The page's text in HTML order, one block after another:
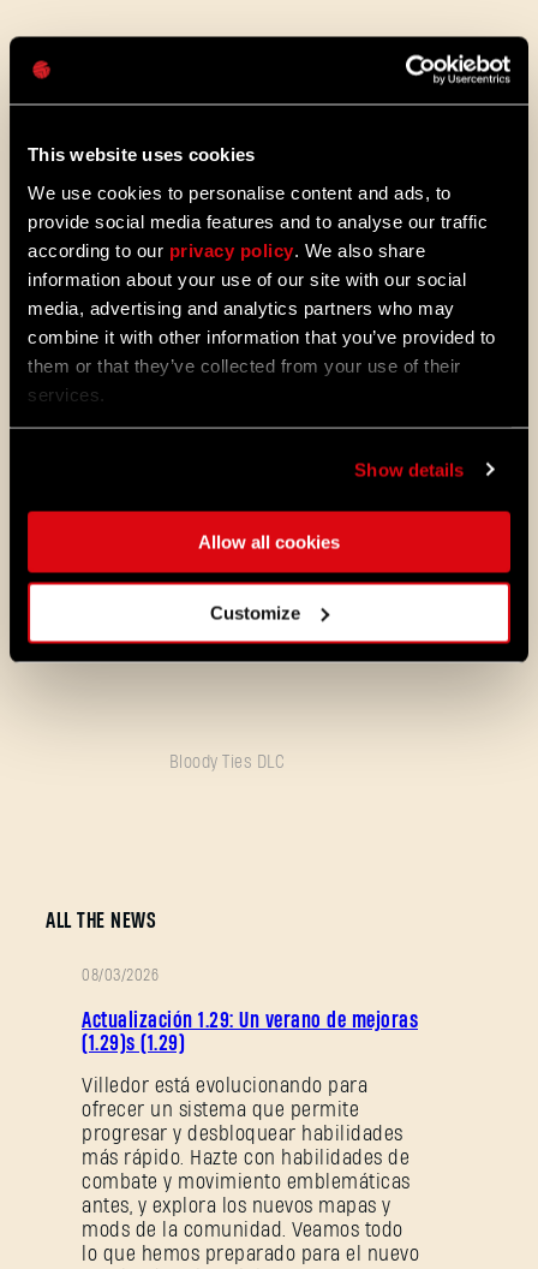
This website uses cookies
We use cookies to personalise content and ads, to
provide social media features and to analyse our traffic
according to our privacy policy . We also share
information about your use of our site with our social
media, advertising and analytics partners who may
combine it with other information that you’ve provided to
them or that they’ve collected from your use of their
services.
Show details
Allow all cookies
Customize
Poderoso botín
En un lugar como este, las armas y el
equipo llamativos no son solo un medio de
supervivencia, pues son también un
importante símbolo de estatus. Por eso
necesitarás un buen equipo para
impresionar a la multitud, como el
magnífico Carnage Manica - un escudo
especial capaz de resistir hasta los golpes
más fuertes.
variedad de nuevos tipos de enemigos. El
salvaje Gorilla Demolisher, el peligroso
Grenadier. Todos ellos, así como una horda
de Infectados y otros combatientes, se
Bloody Ties DLC
ALL THE NEWS
08/03/2026
Actualización 1.29: Un verano de mejoras
(1.29)s (1.29)
Villedor está evolucionando para
ofrecer un sistema que permite
progresar y desbloquear habilidades
más rápido. Hazte con habilidades de
combate y movimiento emblemáticas
antes, y explora los nuevos mapas y
mods de la comunidad. Veamos todo
lo que hemos preparado para el nuevo
¿Primera vez en Dying Light Outpost?
cuenta.